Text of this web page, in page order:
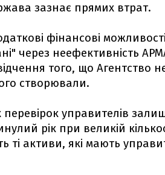
зазнає прямих втрат.
фінансові
через неефективність
того, що Агентство
створювали.
перевірок управителів
рік при великій
ті активи, які мають